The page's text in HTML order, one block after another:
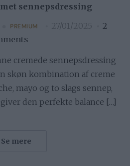
sennepsdressing
PREMIUM 27/01/2025
2
cremede sennepsdressing
skøn kombination af creme
mayo og to slags sennep,
den perfekte balance […]
Se mere